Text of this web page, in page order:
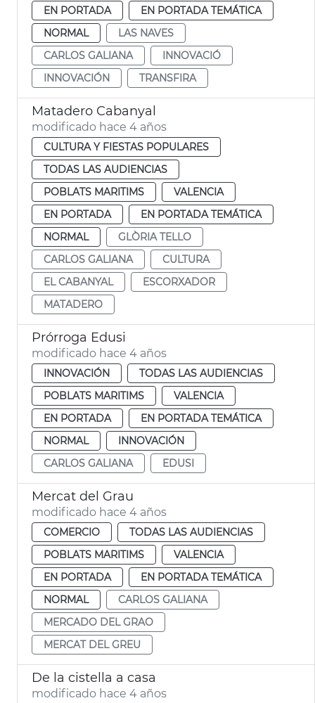
EN PORTADA
EN PORTADA TEMÁTICA
NORMAL
LAS NAVES
CARLOS GALIANA
INNOVACIÓ
INNOVACIÓN
TRANSFIRA
Matadero Cabanyal
modificado hace 4 años
CULTURA Y FIESTAS POPULARES
TODAS LAS AUDIENCIAS
POBLATS MARITIMS
VALENCIA
EN PORTADA
EN PORTADA TEMÁTICA
NORMAL
GLÒRIA TELLO
CARLOS GALIANA
CULTURA
EL CABANYAL
ESCORXADOR
MATADERO
Prórroga Edusi
modificado hace 4 años
INNOVACIÓN
TODAS LAS AUDIENCIAS
POBLATS MARITIMS
VALENCIA
EN PORTADA
EN PORTADA TEMÁTICA
NORMAL
INNOVACIÓN
CARLOS GALIANA
EDUSI
Mercat del Grau
modificado hace 4 años
COMERCIO
TODAS LAS AUDIENCIAS
POBLATS MARITIMS
VALENCIA
EN PORTADA
EN PORTADA TEMÁTICA
NORMAL
CARLOS GALIANA
MERCADO DEL GRAO
MERCAT DEL GREU
De la cistella a casa
modificado hace 4 años